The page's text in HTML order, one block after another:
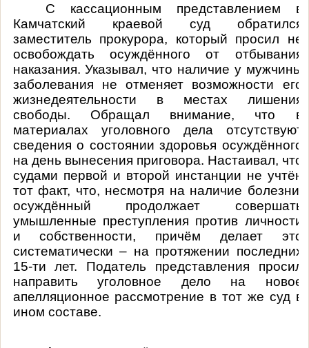
С кассационным представлением в
Камчатский краевой суд обратилcя
заместитель прокурора, который просил не
освобождать осуждённого от отбывания
наказания. Указывал, что наличие у мужчины
заболевания не отменяет возможности его
жизнедеятельности в местах лишения
свободы. Обращал внимание, что в
материалах уголовного дела отсутствуют
сведения о состоянии здоровья осуждённого
на день вынесения приговора. Настаивал, что
судами первой и второй инстанции не учтён
тот факт, что, несмотря на наличие болезни,
осуждённый продолжает совершать
умышленные преступления против личности
и собственности, причём делает это
систематически – на протяжении последних
15-ти лет. Податель представления просил
направить уголовное дело на новое
апелляционное рассмотрение в тот же суд в
ином составе.